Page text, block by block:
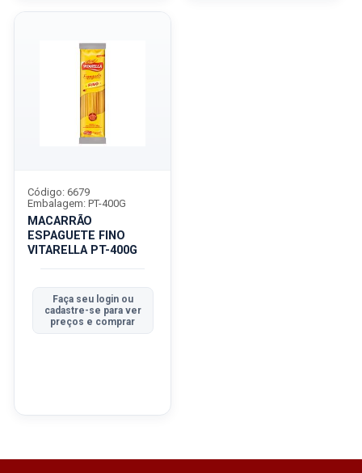
MACARRÃO
ESPAGUETE FINO
VITARELLA PT-400G
Código: 6679
Embalagem: PT-400G
Faça seu login ou
cadastre-se para ver
preços e comprar